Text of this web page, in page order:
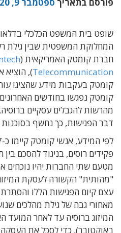
שופט בית המשפט הכלכלי
המחלוקת המשפטית שבין גילת
חברת קומטק האמריקאית (
Telecommunication), הוציא
קומטק בעקבות מידע שהציגו
קומטק נפגשו בחודשים
מהרשות להגבלים עסקיים
דבר הפגישות, כך נחשף בסוכנות
פקידים רוסים, בניגוד להסכם בין
מטעם שתי החברות יהיו נוכחים
"מהותית" הקשורה לעסקת
עצם קיום הפגישות הללו
מאחורי גבה של גילת מהלכים
באוקטובר), כדי לסכל את